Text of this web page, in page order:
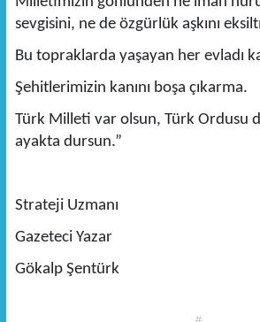
sevgisini, ne de özgürlük aşkını
Bu topraklarda yaşayan her evladı
Şehitlerimizin kanını boşa çıkarma.
Türk Milleti var olsun, Türk Ordusu
ayakta dursun.”
Strateji Uzmanı
Gazeteci Yazar
Gökalp Şentürk